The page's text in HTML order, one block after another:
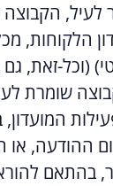
לעיל,
הלקוחות,
(וכל-
שומרת
מיום
בהתאם